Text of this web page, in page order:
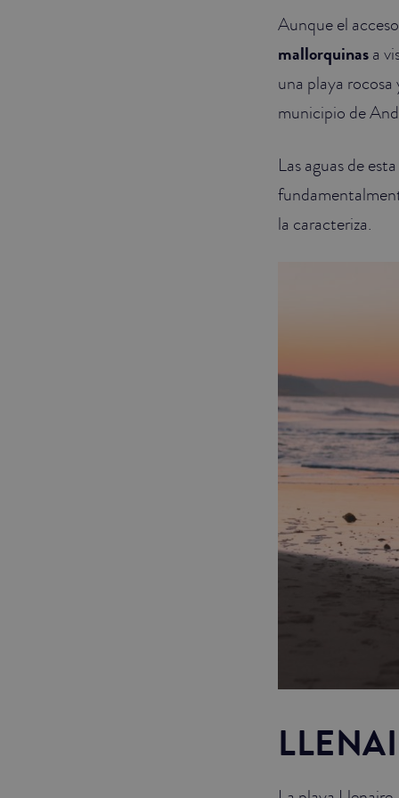
Aunque el
mallorquinasa
una playa
municipio de
Las aguas de
la caracteriza.